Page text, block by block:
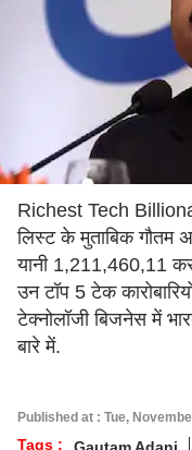
Richest Tech
लिस्ट के मुताबिक गौतम
यानी 1,211,460,11
उन टॉप 5 टेक
टेक्नोलॉजी बिजनेस में
बारे में.
Published at : Tue,
Tags :